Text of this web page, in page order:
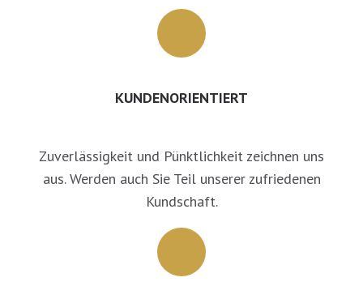
KUNDENORIENTIERT
Zuverlässigkeit und Pünktlichkeit zeichnen uns
aus. Werden auch Sie Teil unserer zufriedenen
Kundschaft.